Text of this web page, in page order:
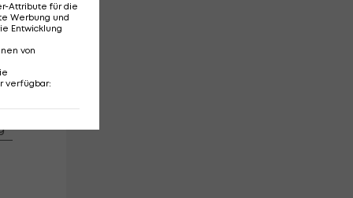
Attribute für die
Werbung und
Entwicklung
von
verfügbar: